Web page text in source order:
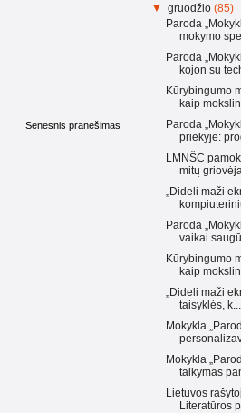
Senesnis pranešimas
▼gruodžio(85)
Paroda
mokymo
Paroda
kojon su
Kūrybingumo
kaip
Paroda
priekyje:
LMNŠC
mitų
„Dideli maži
Paroda
vaikai
Kūrybingumo
kaip
„Dideli maži
taisyklės, k...
Mokykla
Mokykla
taikymas
Lietuvos
Literatūros